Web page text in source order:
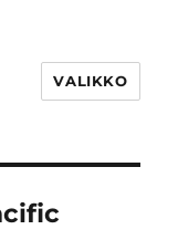
VALIKKO